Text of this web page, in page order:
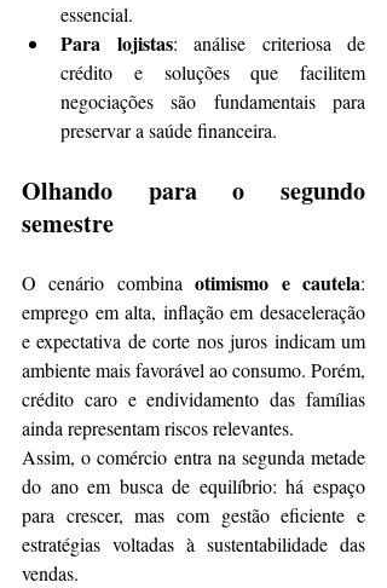
essencial.
Para lojistas: análise criteriosa de
crédito e soluções que facilitem
negociações são fundamentais para
preservar a saúde financeira.
Olhando para o segundo
semestre
O cenário combina otimismo e cautela:
emprego em alta, inflação em desaceleração
e expectativa de corte nos juros indicam um
ambiente mais favorável ao consumo. Porém,
crédito caro e endividamento das famílias
ainda representam riscos relevantes.
Assim, o comércio entra na segunda metade
do ano em busca de equilíbrio: há espaço
para crescer, mas com gestão eficiente e
estratégias voltadas à sustentabilidade das
vendas.